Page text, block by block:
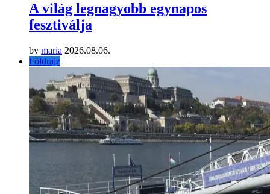
A világ legnagyobb egynapos
fesztiválja
by maria 2026.08.06.
Földrajz